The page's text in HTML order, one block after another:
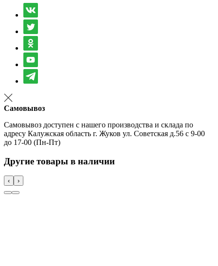
Самовывоз
Самовывоз доступен с нашего производства и склада по
адресу Калужская область г. Жуков ул. Советская д.56 с 9-00
до 17-00 (Пн-Пт)
Другие товары в наличии
‹ ›